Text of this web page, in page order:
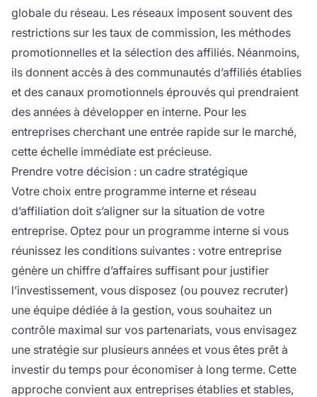
globale du réseau. Les réseaux imposent souvent des
restrictions sur les taux de commission, les méthodes
promotionnelles et la sélection des affiliés. Néanmoins,
ils donnent accès à des communautés d’affiliés établies
et des canaux promotionnels éprouvés qui prendraient
des années à développer en interne. Pour les
entreprises cherchant une entrée rapide sur le marché,
cette échelle immédiate est précieuse.
Prendre votre décision : un cadre stratégique
Votre choix entre programme interne et réseau
d’affiliation doit s’aligner sur la situation de votre
entreprise. Optez pour un programme interne si vous
réunissez les conditions suivantes : votre entreprise
génère un chiffre d’affaires suffisant pour justifier
l’investissement, vous disposez (ou pouvez recruter)
une équipe dédiée à la gestion, vous souhaitez un
contrôle maximal sur vos partenariats, vous envisagez
une stratégie sur plusieurs années et vous êtes prêt à
investir du temps pour économiser à long terme. Cette
approche convient aux entreprises établies et stables,